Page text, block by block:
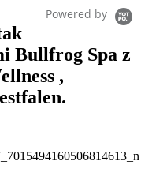
Powered by
Bullfrog Spa z
,